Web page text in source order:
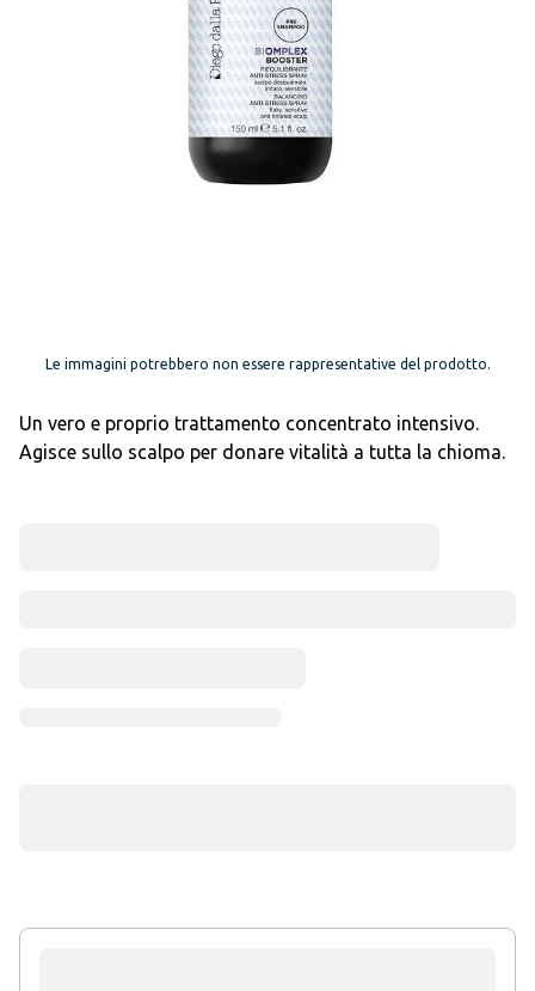
Le immagini potrebbero non essere rappresentative del prodotto.
Un vero e proprio trattamento concentrato intensivo.
Agisce sullo scalpo per donare vitalità a tutta la chioma.